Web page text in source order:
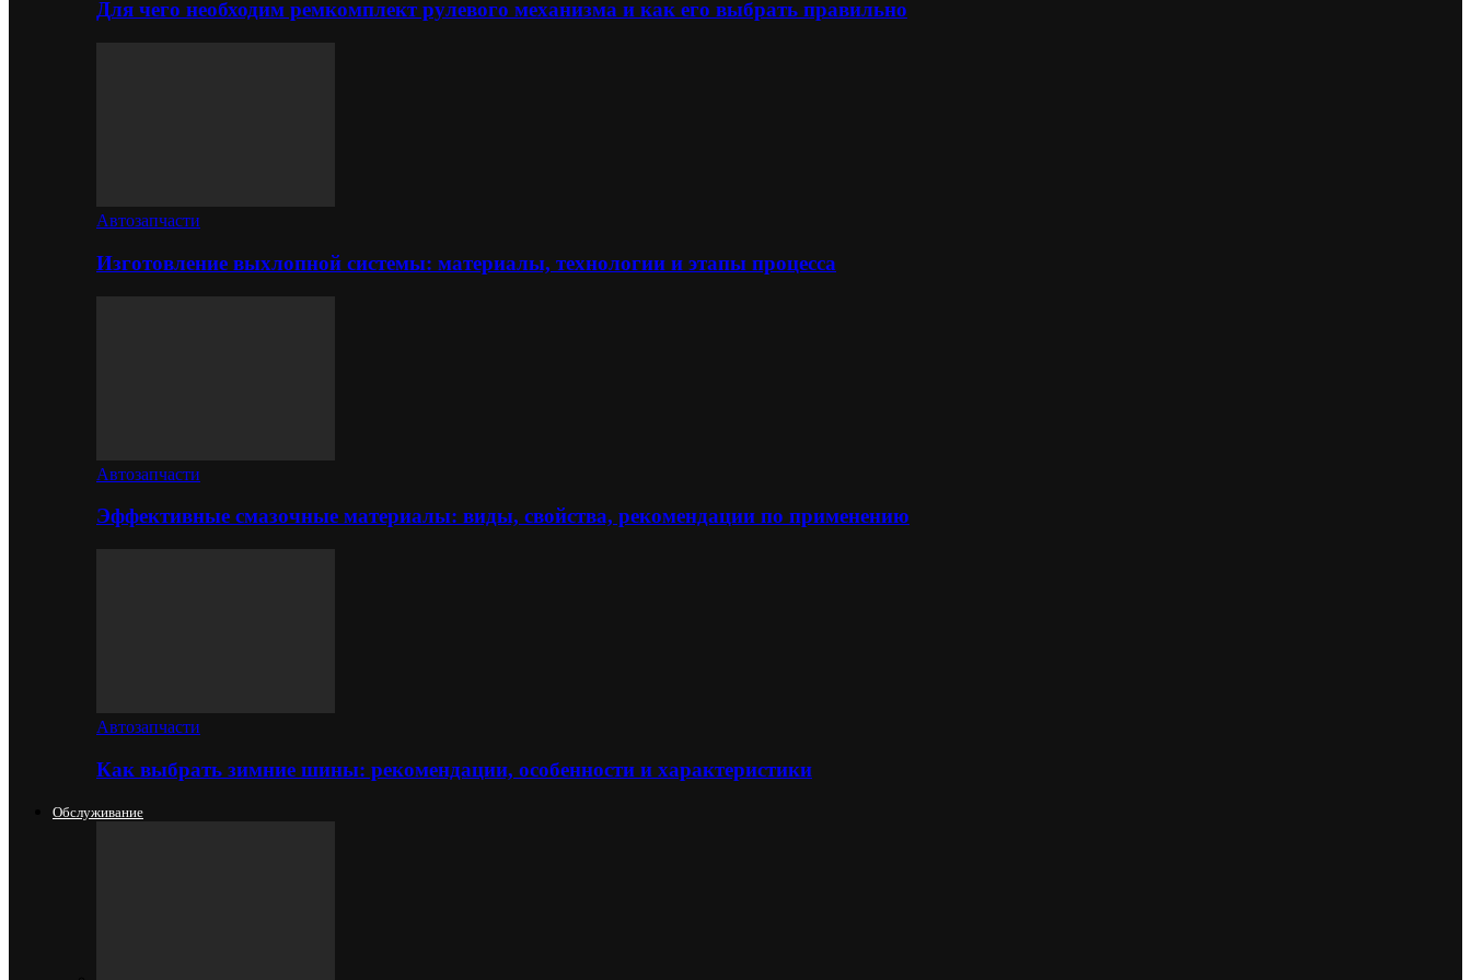
Для чего необходим ремкомплект рулевого механизма и как его выбрать правильно
Автозапчасти
Изготовление выхлопной системы: материалы, технологии и этапы процесса
Автозапчасти
Эффективные смазочные материалы: виды, свойства, рекомендации по применению
Автозапчасти
Как выбрать зимние шины: рекомендации, особенности и характеристики
Обслуживание